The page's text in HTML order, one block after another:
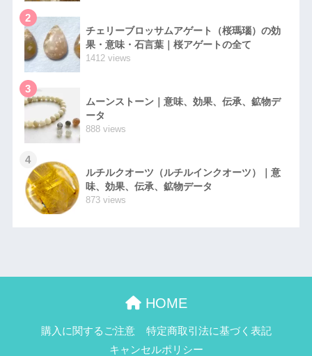
2
チェリーブロッサムアゲート（桜瑪瑙）の効
果・意味・石言葉｜桜アゲートの全て
1412 views
3
ムーンストーン｜意味、効果、伝承、鉱物デ
ータ
888 views
4
ルチルクオーツ（ルチルインクオーツ）｜意
味、効果、伝承、鉱物データ
873 views
HOME
購入に関するご注意
特定商取引法に基づく表記
キャンセルポリシー